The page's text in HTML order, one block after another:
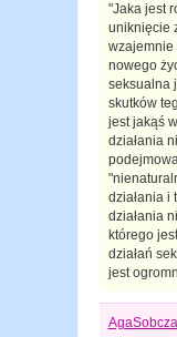
"Jaka jest
uniknięcie
wzajemnie
nowego
seksualna
skutków
jest jakąś
działania
działania i
działania
którego
działań
jest